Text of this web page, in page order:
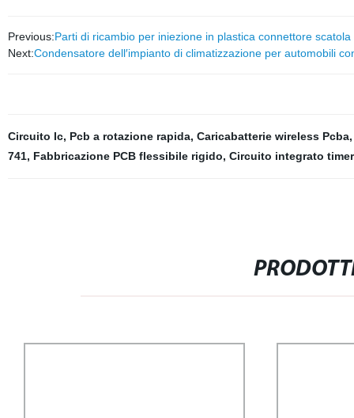
Previous:Parti di ricambio per iniezione in plastica connettore
Next:Condensatore dell′impianto di climatizzazione per automobili
Circuito Ic, Pcb a rotazione rapida, Caricabatterie wireless Pcba
741, Fabbricazione PCB flessibile rigido, Circuito integrato